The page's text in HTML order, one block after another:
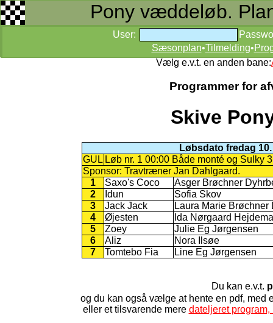
Pony væddeløb.
User:
Sæsonplan•Tilmelding•
Vælg e.v.t. en anden bane:
Programmer for
Skive
Løbsdato fredag
GUL Løb nr. 1 00:00 Både monté og Sulky
Sponsor: Travtræner Jan Dahlgaard.
1
Saxo's Coco
Asger Brøchner
2
Idun
Sofia Skov
3
Jack Jack
Laura Marie Brøchner
4
Øjesten
Ida Nørgaard
5
Zoey
Julie Eg Jørgensen
6
Aliz
Nora Ilsøe
7
Tomtebo Fia Line Eg Jørgensen
Du kan e.v.t.
og du kan også vælge at hente en pdf, med
eller et tilsvarende mere dateljeret